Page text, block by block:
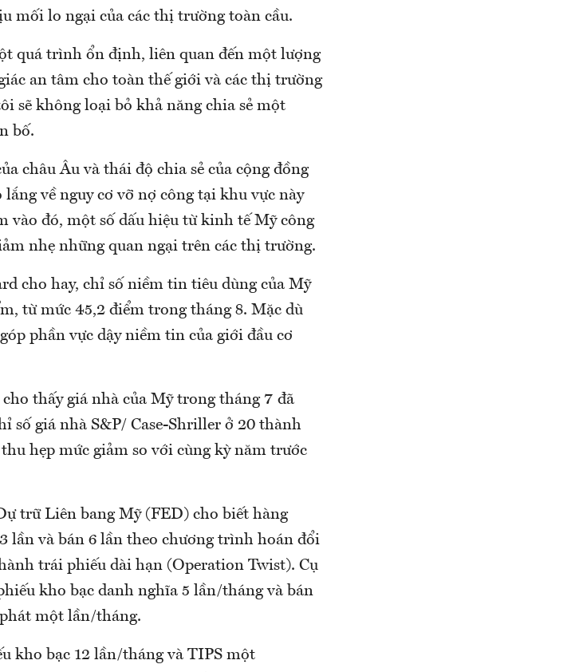
mối lo ngại của các thị trường toàn cầu.
quá trình ổn định, liên quan đến một lượng
an tâm cho toàn thế giới và các thị trường
sẽ không loại bỏ khả năng chia sẻ một
bố.
châu Âu và thái độ chia sẻ của cộng đồng
về nguy cơ vỡ nợ công tại khu vực này
vào đó, một số dấu hiệu từ kinh tế Mỹ công
nhẹ những quan ngại trên các thị trường.
cho hay, chỉ số niềm tin tiêu dùng của Mỹ
từ mức 45,2 điểm trong tháng 8. Mặc dù
phần vực dậy niềm tin của giới đầu cơ
cho thấy giá nhà của Mỹ trong tháng 7 đã
số giá nhà S&P/ Case-Shriller ở 20 thành
hẹp mức giảm so với cùng kỳ năm trước
trữ Liên bang Mỹ (FED) cho biết hàng
lần và bán 6 lần theo chương trình hoán đổi
trái phiếu dài hạn (Operation Twist). Cụ
kho bạc danh nghĩa 5 lần/tháng và bán
một lần/tháng.
kho bạc 12 lần/tháng và TIPS một